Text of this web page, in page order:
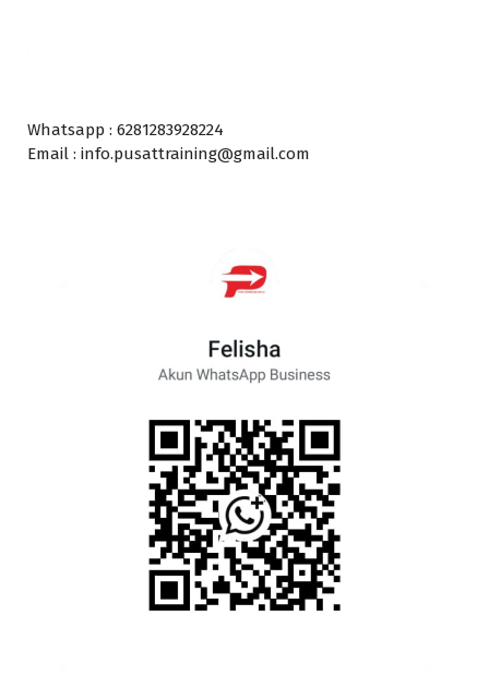
Whatsapp : 6281283928224
Email : info.pusattraining@gmail.com